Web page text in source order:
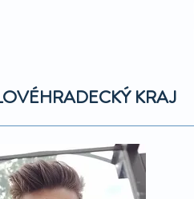
KRAJ